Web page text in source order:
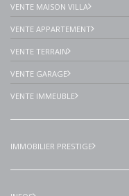
VENTE MAISON VILLA
VENTE APPARTEMENT
VENTE TERRAIN
VENTE GARAGE
VENTE IMMEUBLE
IMMOBILIER PRESTIGE